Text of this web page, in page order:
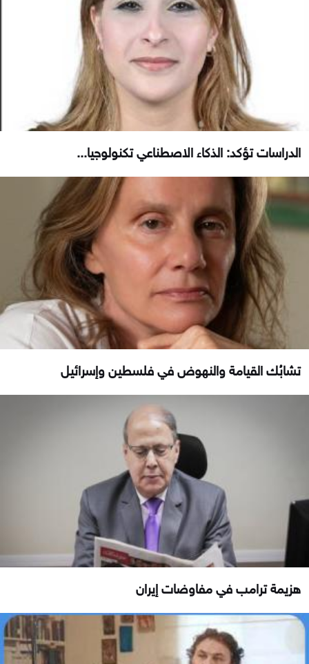
الدراسات تؤكد: الذكاء الاصطناعي تكنولوجيا...
تشابُك القيامة والنهوض في فلسطين وإسرائيل
هزيمة ترامب في مفاوضات إيران